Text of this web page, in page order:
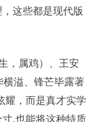
这些都是现代版
，属鸡）、王安
横溢、锋芒毕露著
耀，而是真才实学
,也能将这种特质